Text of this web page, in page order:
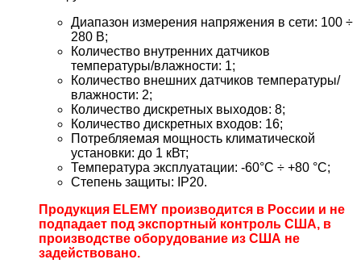
Диапазон измерения напряжения в сети: 100 ÷
280 В;
Количество внутренних датчиков
температуры/влажности: 1;
Количество внешних датчиков температуры/
влажности: 2;
Количество дискретных выходов: 8;
Количество дискретных входов: 16;
Потребляемая мощность климатической
установки: до 1 кВт;
Температура эксплуатации: -60°С ÷ +80 °С;
Степень защиты: IP20.
Продукция ELEMY производится в России и не
подпадает под экспортный контроль США, в
производстве оборудование из США не
задействовано.